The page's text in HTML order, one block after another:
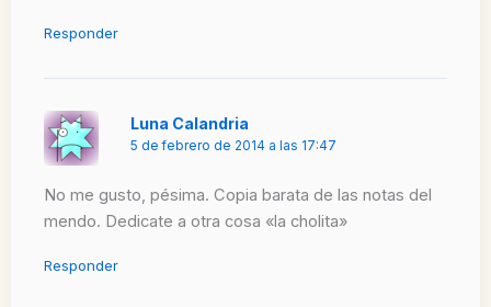
Responder
Luna Calandria
5 de febrero de 2014 a las 17:47
No me gusto, pésima. Copia barata de las notas del
mendo. Dedicate a otra cosa «la cholita»
Responder